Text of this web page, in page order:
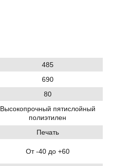
485
690
80
Высокопрочный пятислойный
полиэтилен
Печать
От -40 до +60